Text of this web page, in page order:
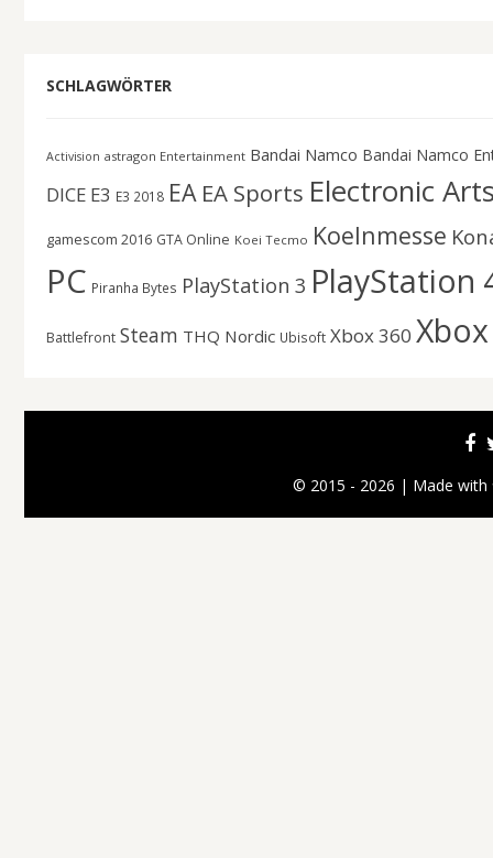
SCHLAGWÖRTER
Activision astragon Entertainment Bandai Namco Bandai Namco
DICE E3 E3 2018 EA EA Sports Electronic
gamescom 2016 GTA Online Koei Tecmo Koelnmesse
PC Piranha Bytes PlayStation 3 PlayStation
Battlefront Steam THQ Nordic Ubisoft Xbox 360
© 2015 - 2026 | Made